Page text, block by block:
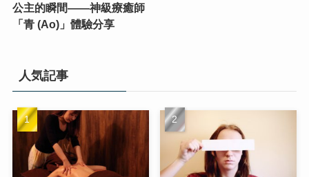
公主的瞬間——神級療癒師
「青 (Ao)」體驗分享
人気記事